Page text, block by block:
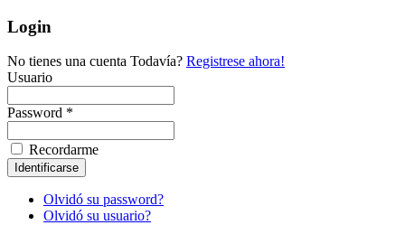
Login
No tienes una cuenta Todavía? Registrese ahora!
Usuario
Password *
Recordarme
Olvidó su password?
Olvidó su usuario?